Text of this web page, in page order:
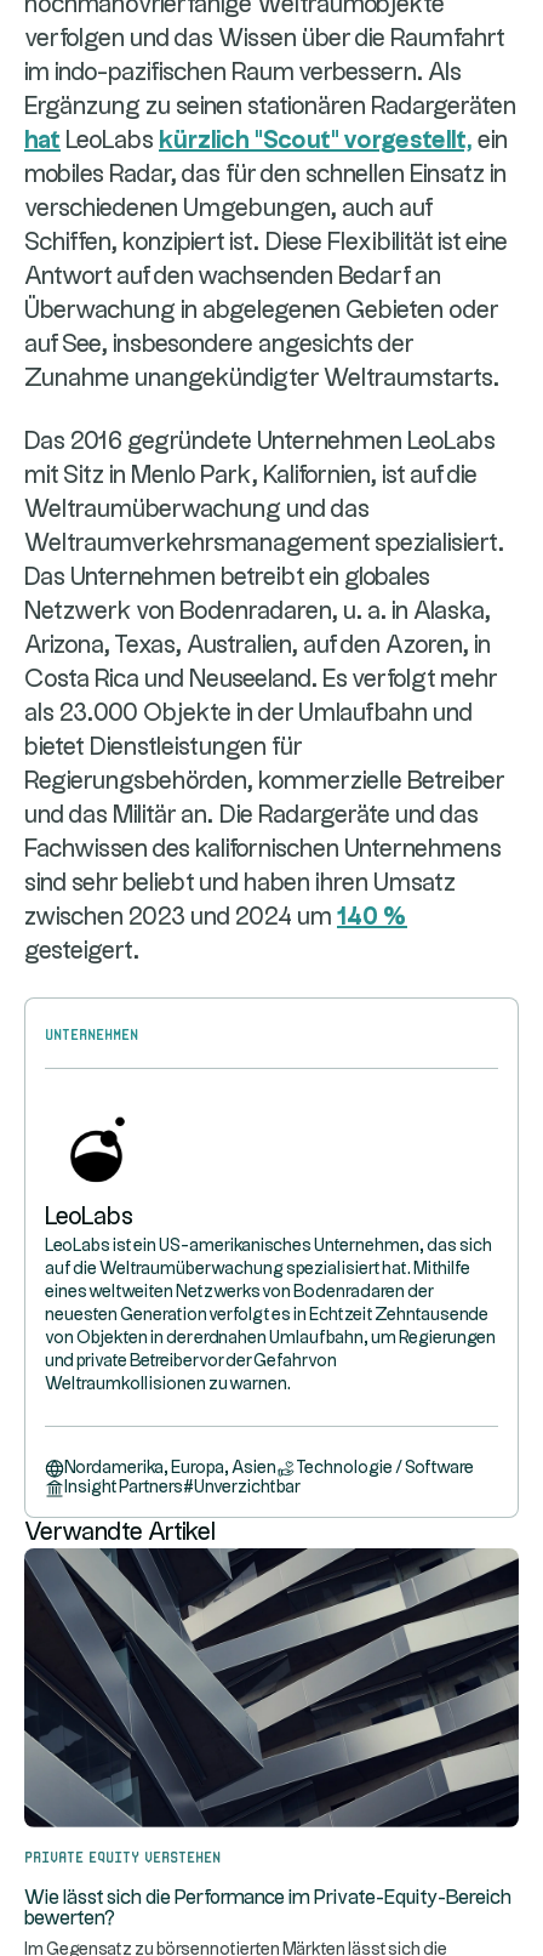
hochmanövrierfähige Weltraumobjekte
verfolgen und das Wissen über die Raumfahrt
im indo-pazifischen Raum verbessern. Als
Ergänzung zu seinen stationären Radargeräten
hat LeoLabs kürzlich "Scout" vorgestellt, ein
mobiles Radar, das für den schnellen Einsatz in
verschiedenen Umgebungen, auch auf
Schiffen, konzipiert ist. Diese Flexibilität ist eine
Antwort auf den wachsenden Bedarf an
Überwachung in abgelegenen Gebieten oder
auf See, insbesondere angesichts der
Zunahme unangekündigter Weltraumstarts.
Das 2016 gegründete Unternehmen LeoLabs
mit Sitz in Menlo Park, Kalifornien, ist auf die
Weltraumüberwachung und das
Weltraumverkehrsmanagement spezialisiert.
Das Unternehmen betreibt ein globales
Netzwerk von Bodenradaren, u. a. in Alaska,
Arizona, Texas, Australien, auf den Azoren, in
Costa Rica und Neuseeland. Es verfolgt mehr
als 23.000 Objekte in der Umlaufbahn und
bietet Dienstleistungen für
Regierungsbehörden, kommerzielle Betreiber
und das Militär an. Die Radargeräte und das
Fachwissen des kalifornischen Unternehmens
sind sehr beliebt und haben ihren Umsatz
zwischen 2023 und 2024 um 140 %
gesteigert.
Unternehmen
LeoLabs
LeoLabs ist ein US-amerikanisches Unternehmen, das sich
auf die Weltraumüberwachung spezialisiert hat. Mithilfe
eines weltweiten Netzwerks von Bodenradaren der
neuesten Generation verfolgt es in Echtzeit Zehntausende
von Objekten in der erdnahen Umlaufbahn, um Regierungen
und private Betreiber vor der Gefahr von
Weltraumkollisionen zu warnen.
Nordamerika, Europa, Asien
Technologie / Software
Insight Partners#Unverzichtbar
Verwandte Artikel
Private Equity verstehen
Wie lässt sich die Performance im Private-Equity-Bereich
bewerten?
Im Gegensatz zu börsennotierten Märkten lässt sich die